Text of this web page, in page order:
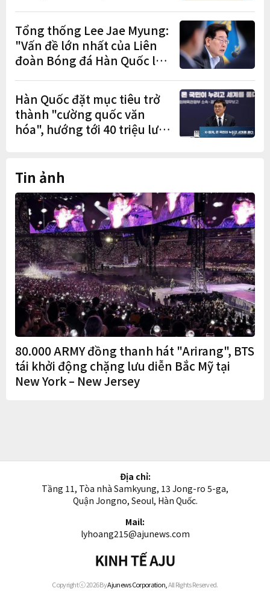
Tổng thống Lee Jae Myung:
"Vấn đề lớn nhất của Liên
đoàn Bóng đá Hàn Quốc là
trạng nắm quyền quá lâu"
Hàn Quốc đặt mục tiêu trở
thành "cường quốc văn
hóa", hướng tới 40 triệu lượt
Tin ảnh
80.000 ARMY đồng thanh hát "Arirang", BTS
tái khởi động chặng lưu diễn Bắc Mỹ tại
New York – New Jersey
Địa chỉ:
Tầng 11, Tòa nhà Samkyung, 13 Jong-ro 5-ga,
Quận Jongno, Seoul, Hàn Quốc.
Mail:
lyhoang215@ajunews.com
Kinh
tế
AJU
Copyright ⓒ 2026 ByAjunews Corporation, All Rights Reserved.